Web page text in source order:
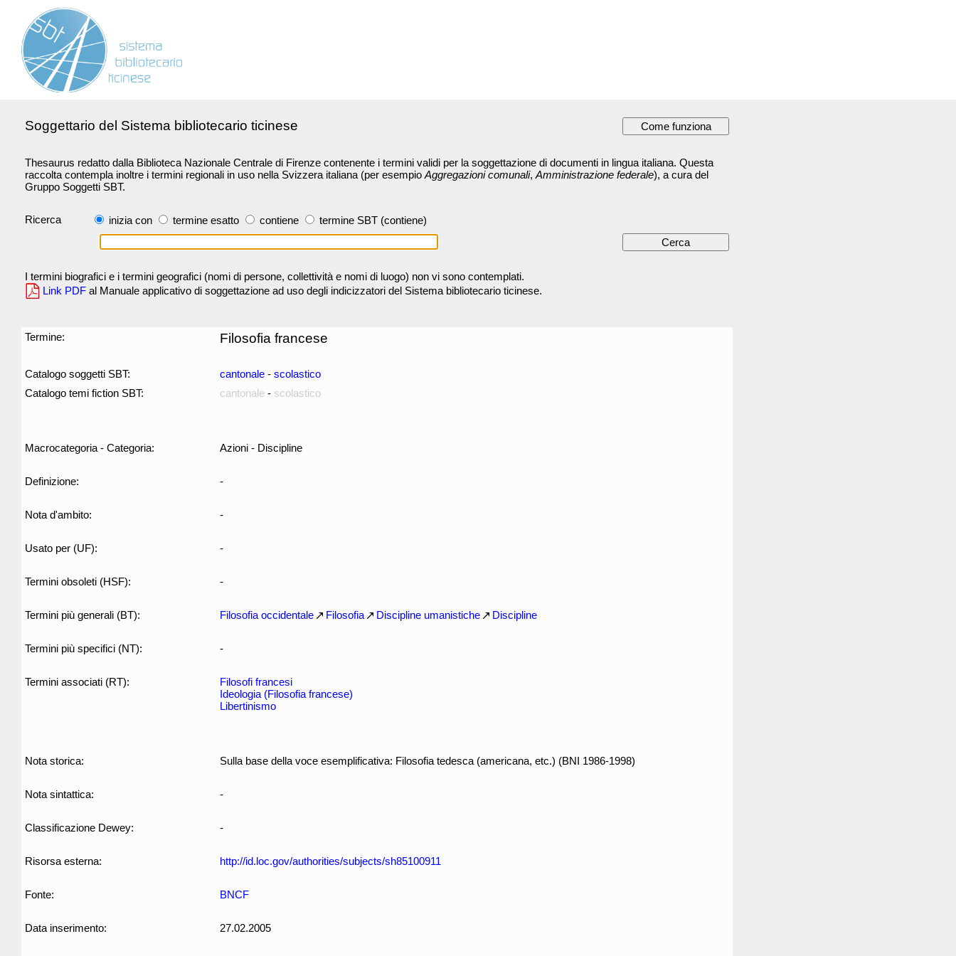
Soggettario del Sistema bibliotecario ticinese
Thesaurus redatto dalla Biblioteca Nazionale Centrale di Firenze contenente i termini validi per la soggettazione di documenti in lingua italiana. Questa
raccolta contempla inoltre i termini regionali in uso nella Svizzera italiana (per esempio Aggregazioni comunali, Amministrazione federale), a cura del
Gruppo Soggetti SBT.
Ricerca inizia con termine esatto contiene termine SBT (contiene)
I termini biografici e i termini geografici (nomi di persone, collettività e nomi di luogo) non vi sono contemplati.
Link PDF al Manuale applicativo di soggettazione ad uso degli indicizzatori del Sistema bibliotecario ticinese.
Termine: Filosofia francese
Catalogo soggetti SBT: cantonale - scolastico
Catalogo temi fiction SBT:
cantonale - scolastico
Macrocategoria - Categoria: Azioni - Discipline
Definizione: -
Nota d'ambito: -
Usato per (UF): -
Termini obsoleti (HSF): -
Termini più generali (BT): Filosofia occidentale Filosofia Discipline umanistiche Discipline
Termini più specifici (NT): -
Termini associati (RT):
Filosofi francesi
Ideologia (Filosofia francese)
Libertinismo
Nota storica: Sulla base della voce esemplificativa: Filosofia tedesca (americana, etc.) (BNI 1986-1998)
Nota sintattica: -
Classificazione Dewey: -
Risorsa esterna: http://id.loc.gov/authorities/subjects/sh85100911
Fonte: BNCF
Data inserimento: 27.02.2005